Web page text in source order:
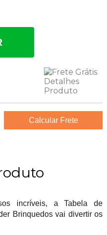
incríveis, a Tabela de
Brinquedos vai divertir os